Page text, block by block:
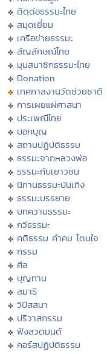
ติดต่อธรรมะไทย
สมุดเยี่ยม
เครือข่ายธรรมะ
สัญลักษณ์ไทย
มุมสมาชิกธรรมะไทย
Donation
เทศกาลงานวัดช่วยชาติ
การเผยแผ่ศาสนา
ประเพณีไทย
บอกบุญ
สถานปฏิบัติธรรม
ธรรมะจากหลวงพ่อ
ธรรมะกับเยาวชน
นิทานธรรมะบันเทิง
ธรรมะบรรยาย
บทความธรรมะ
กวีธรรมะ
คติธรรม คำคม โดนใจ
กรรม
ศีล
บุญทาน
สมาธิ
วิปัสสนา
ปริวาสกรรม
ฟังสวดมนต์
คอร์สปฏิบัติธรรม